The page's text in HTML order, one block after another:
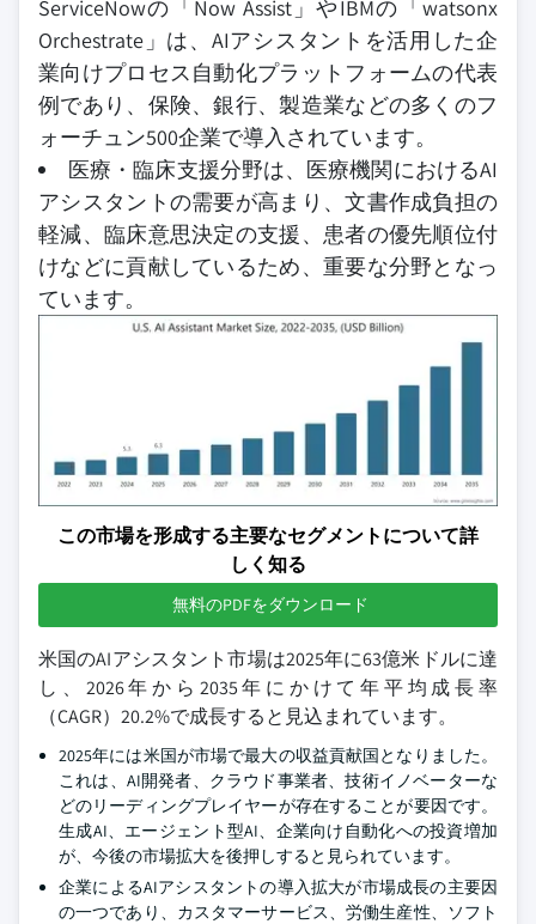
ServiceNowの「Now Assist」やIBMの「watsonx
Orchestrate」は、AIアシスタントを活用した企
業向けプロセス自動化プラットフォームの代表
例であり、保険、銀行、製造業などの多くのフ
ォーチュン500企業で導入されています。
医療・臨床支援分野は、医療機関におけるAI
アシスタントの需要が高まり、文書作成負担の
軽減、臨床意思決定の支援、患者の優先順位付
けなどに貢献しているため、重要な分野となっ
ています。
この市場を形成する主要なセグメントについて詳
しく知る
無料のPDFをダウンロード
米国のAIアシスタント市場は2025年に63億米ドルに達
し、2026年から2035年にかけて年平均成長率
（CAGR）20.2%で成長すると見込まれています。
2025年には米国が市場で最大の収益貢献国となりました。
これは、AI開発者、クラウド事業者、技術イノベーターな
どのリーディングプレイヤーが存在することが要因です。
生成AI、エージェント型AI、企業向け自動化への投資増加
が、今後の市場拡大を後押しすると見られています。
企業によるAIアシスタントの導入拡大が市場成長の主要因
の一つであり、カスタマーサービス、労働生産性、ソフト